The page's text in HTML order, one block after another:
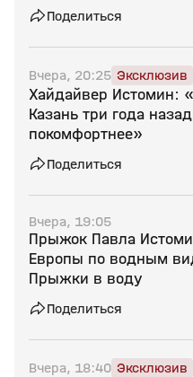
Поделиться
Вчера, 20:25 Эксклюзив
Хайдайвер Истомин:
Казань три года
покомфортнее»
Поделиться
Вчера, 19:05
Прыжок Павла
Европы по водным
Прыжки в воду
Поделиться
Вчера, 18:40 Эксклюзив